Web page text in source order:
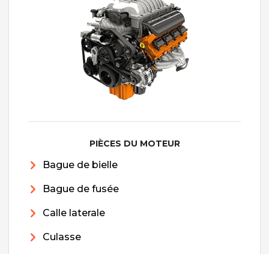
PIÈCES DU MOTEUR
Bague de bielle
Bague de fusée
Calle laterale
Culasse